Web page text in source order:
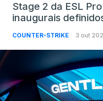
Stage 2 da ESL
inaugurais
COUNTER-STRIKE 3 out